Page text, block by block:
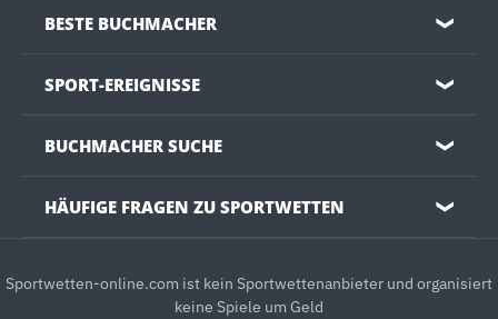
BESTE BUCHMACHER ❯
SPORT-EREIGNISSE ❯
BUCHMACHER SUCHE ❯
HÄUFIGE FRAGEN ZU SPORTWETTEN ❯
Sportwetten-online.com ist kein Sportwettenanbieter und organisiert
keine Spiele um Geld